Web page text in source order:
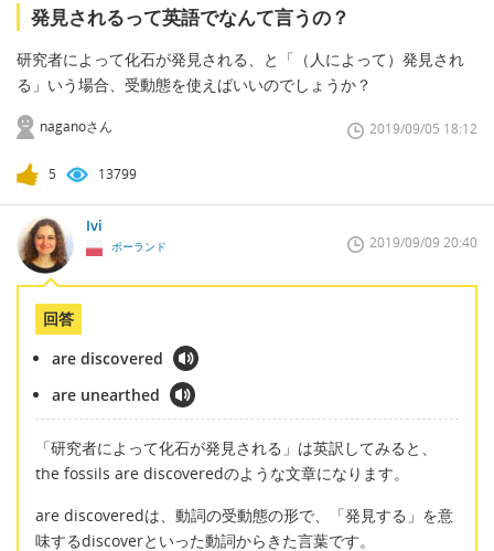
発見されるって英語でなんて言うの？
研究者によって化石が発見される、と「（人によって）発見され
る」いう場合、受動態を使えばいいのでしょうか？
naganoさん 2019/09/05 18:12
5 13799
Ivi
ポーランド 2019/09/09 20:40
回答
are discovered
are unearthed
「研究者によって化石が発見される」は英訳してみると、
the fossils are discoveredのような文章になります。
are discoveredは、動詞の受動態の形で、「発見する」を意
味するdiscoverといった動詞からきた言葉です。